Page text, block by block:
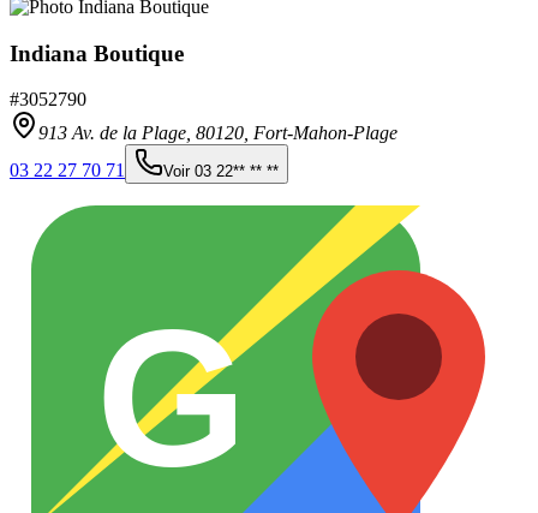
Indiana Boutique
#3052790
913 Av. de la Plage, 80120, Fort-Mahon-Plage
03 22 27 70 71
Voir 03 22** ** **
G